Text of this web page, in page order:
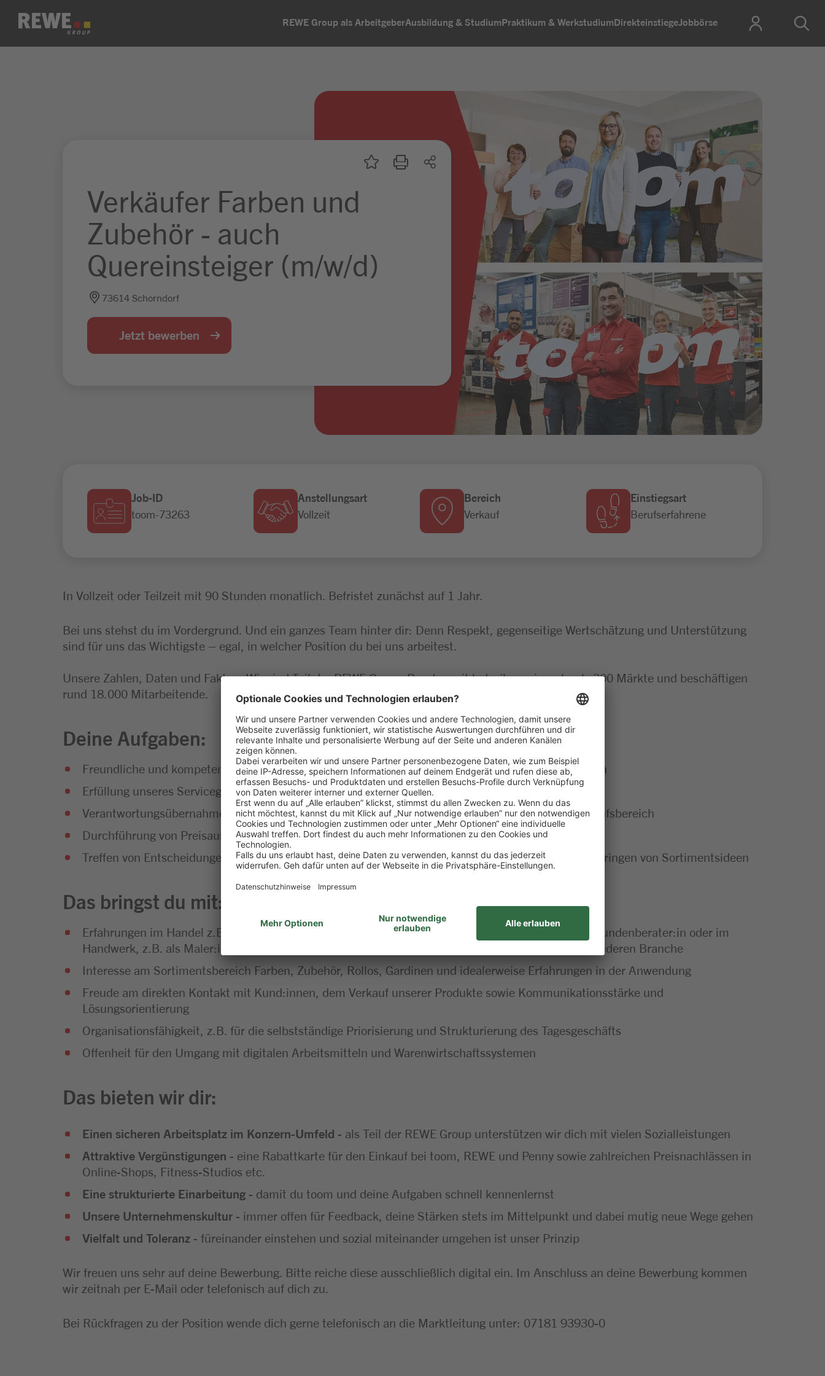
Zum Inhalt springen REWE Group als ArbeitgeberAusbildung & StudiumPraktikum & WerkstudiumDirekteinstiegeJobbörse
Verkäufer Farben und
Zubehör - auch
Quereinsteiger (m/w/d)
73614 Schorndorf
Jetzt bewerben
Job-ID
toom-73263
Anstellungsart
Vollzeit
Bereich
Verkauf
Einstiegsart
Berufserfahrene
In Vollzeit oder Teilzeit mit 90 Stunden monatlich. Befristet zunächst auf 1 Jahr.
Bei uns stehst du im Vordergrund. Und ein ganzes Team hinter dir: Denn Respekt, gegenseitige Wertschätzung und Unterstützung
sind für uns das Wichtigste – egal, in welcher Position du bei uns arbeitest.
Unsere Zahlen, Daten und Fakten: Wir sind Teil der REWE Group. Bundesweit betreiben wir mehr als 300 Märkte und beschäftigen
rund 18.000 Mitarbeitende.
Deine Aufgaben:
Freundliche und kompetente Beratung sowie Erstellung von Warenbestellungen unserer Kund:innen
Erfüllung unseres Servicegedankens und Orientierung an den Wünschen der Kund:innen
Verantwortungsübernahme für die Platzierung von Produkten sowie Aktionswaren in deinem Verkaufsbereich
Durchführung von Preisauszeichnungen sowie das Anbringen von Beschilderungen
Treffen von Entscheidungen in deinem Handlungsspielraum, z.B. bei Reklamationen sowie das Einbringen von Sortimentsideen
Das bringst du mit:
Erfahrungen im Handel z.B. als Kaufmann/Kauffrau im Einzel-/Großhandel (m/w/d), Verkäufer:in, Kundenberater:in oder im
Handwerk, z.B. als Maler:in, Lackierer:in, Raumausstatter:in oder als Quereinsteiger:in aus einer anderen Branche
Interesse am Sortimentsbereich Farben, Zubehör, Rollos, Gardinen und idealerweise Erfahrungen in der Anwendung
Freude am direkten Kontakt mit Kund:innen, dem Verkauf unserer Produkte sowie Kommunikationsstärke und
Lösungsorientierung
Organisationsfähigkeit, z.B. für die selbstständige Priorisierung und Strukturierung des Tagesgeschäfts
Offenheit für den Umgang mit digitalen Arbeitsmitteln und Warenwirtschaftssystemen
Das bieten wir dir:
Einen sicheren Arbeitsplatz im Konzern-Umfeld - als Teil der REWE Group unterstützen wir dich mit vielen Sozialleistungen
Attraktive Vergünstigungen - eine Rabattkarte für den Einkauf bei toom, REWE und Penny sowie zahlreichen Preisnachlässen in
Online-Shops, Fitness-Studios etc.
Eine strukturierte Einarbeitung - damit du toom und deine Aufgaben schnell kennenlernst
Unsere Unternehmenskultur - immer offen für Feedback, deine Stärken stets im Mittelpunkt und dabei mutig neue Wege gehen
Vielfalt und Toleranz - füreinander einstehen und sozial miteinander umgehen ist unser Prinzip
Wir freuen uns sehr auf deine Bewerbung. Bitte reiche diese ausschließlich digital ein. Im Anschluss an deine Bewerbung kommen
wir zeitnah per E-Mail oder telefonisch auf dich zu.
Bei Rückfragen zu der Position wende dich gerne telefonisch an die Marktleitung unter: 07181 93930-0